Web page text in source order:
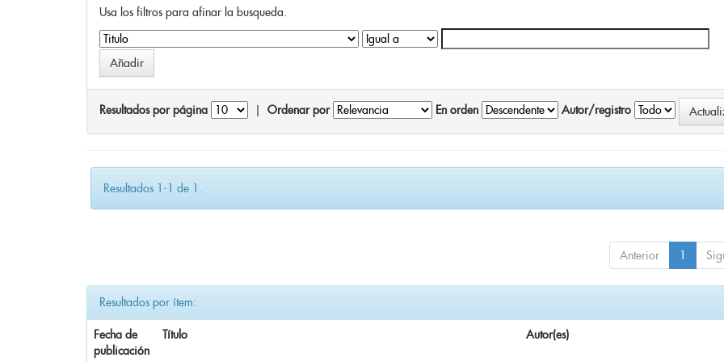
Usa los filtros para afinar la busqueda.
Resultados por página Ordenar por En orden Autor/registro
Resultados 1-1 de 1.
Anterior 1
Resultados por ítem:
Fecha de
publicación
Título Autor(es)